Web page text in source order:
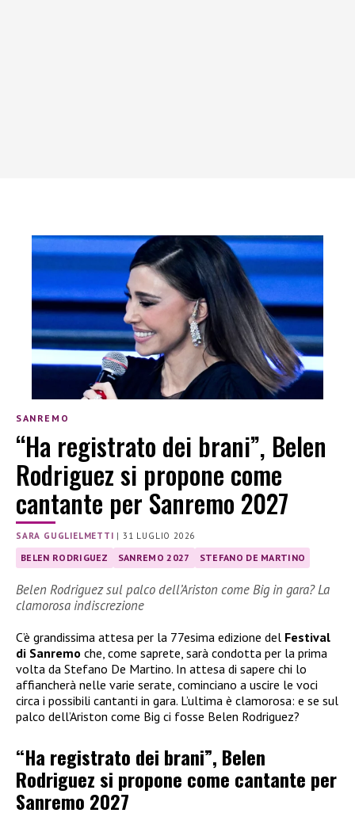
SANREMO
“Ha registrato dei brani”, Belen
Rodriguez si propone come
cantante per Sanremo 2027
SARA GUGLIELMETTI |31 LUGLIO 2026
BELEN RODRIGUEZ SANREMO 2027 STEFANO DE MARTINO
Belen Rodriguez sul palco dell’Ariston come Big in gara? La
clamorosa indiscrezione
C’è grandissima attesa per la 77esima edizione del Festival
di Sanremo che, come saprete, sarà condotta per la prima
volta da Stefano De Martino. In attesa di sapere chi lo
affiancherà nelle varie serate, cominciano a uscire le voci
circa i possibili cantanti in gara. L’ultima è clamorosa: e se sul
palco dell’Ariston come Big ci fosse Belen Rodriguez?
“Ha registrato dei brani”, Belen
Rodriguez si propone come cantante per
Sanremo 2027